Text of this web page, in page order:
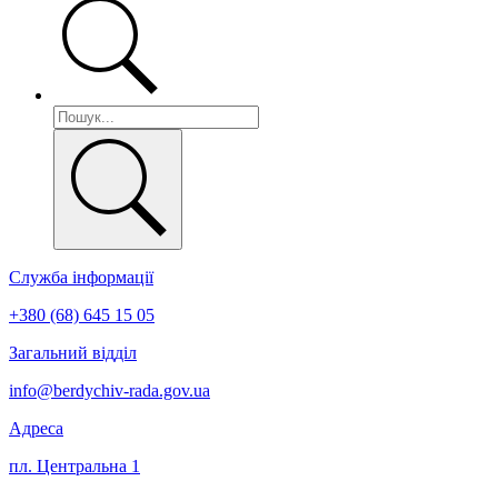
Служба інформації
+380 (68) 645 15 05
Загальний відділ
info@berdychiv-rada.gov.ua
Адреса
пл. Центральна 1